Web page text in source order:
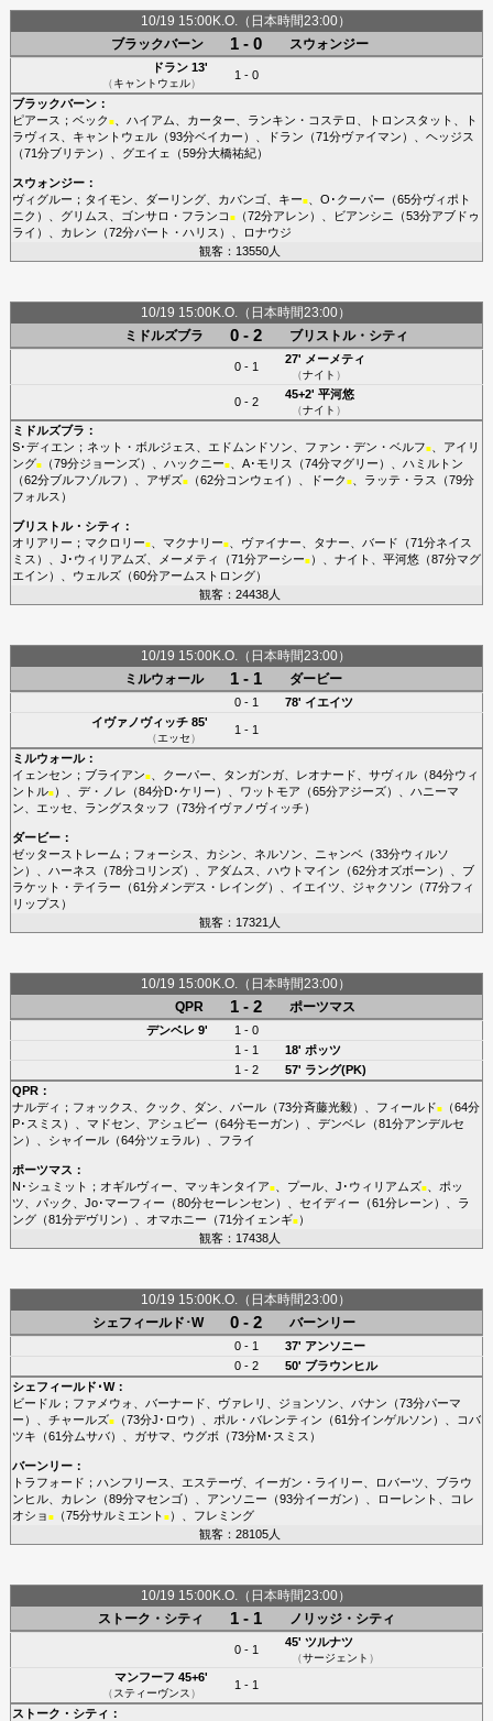
10/19 15:00K.O.（日本時間23:00）
ブラックバーン
1 - 0 スウォンジー
ドラン13'
（キャントウェル）
1 - 0
ブラックバーン：
ピアース ； ベック ■、 ハイアム カーター ランキン・コステロ トロンスタット
ト
ラヴィス
キャントウェル（93分ベイカー ）、 ドラン （71分ヴァイマン ）、 ヘッジス
（71分ブリテン ）、 グエイェ （59分大橋祐紀）
スウォンジー：
ヴィグルー ； タイモン ダーリング、 カバンゴ、 キー■、 O･クーパー （65分ヴィポト
ニク ）、 グリムス ゴンサロ・フランコ ■（72分アレン ）、 ビアンシニ （53分アブドゥ
ライ ）、 カレン （72分パート・ハリス ）、
ロナウジ
観客：13550人
10/19 15:00K.O.（日本時間23:00）
ミドルズブラ
0 - 2 ブリストル・シティ
0 - 1
27' メーメティ
（ナイト ）
0 - 2
45+2' 平河悠
（ナイト ）
ミドルズブラ ：
S･ディエン ； ネット・ボルジェス エドムンドソン ファン・デン・ベルフ■、 アイリ
ング■（79分ジョーンズ）、 ハックニー■、 A･モリス （74分マグリー ）、 ハミルトン
（62分ブルフゾルフ ）、 アザズ■（62分コンウェイ ）、 ドーク ■、 ラッテ・ラス
（79分
フォルス ）
ブリストル・シティ ：
オリアリー ； マクロリー■、 マクナリー■、 ヴァイナー タナー バード （71分ネイス
ミス ）、 J･ウィリアムズ、 メーメティ （71分アーシー■）、 ナイト 平河悠（87分マグ
エイン ）、 ウェルズ（60分アームストロング）
観客：24438人
10/19 15:00K.O.（日本時間23:00）
ミルウォール
1 - 1 ダービー
0 - 1 78' イエイツ
イヴァノヴィッチ85'
（エッセ）
1 - 1
ミルウォール：
イェンセン ； ブライアン■、 クーパー タンガンガ、 レオナード サヴィル（84分ウィ
ントル■）、 デ・ノレ （84分D･ケリー ）、 ワットモア （65分アジーズ）、 ハニーマ
ン
エッセ ラングスタッフ （73分イヴァノヴィッチ ）
ダービー：
ゼッターストレーム ； フォーシス カシン ネルソン ニャンベ（33分ウィルソ
ン ）、 ハーネス （78分コリンズ）、 アダムス ハウトマイン （62分オズボーン ）、 ブ
ラケット・テイラー （61分メンデス・レイング）、 イエイツ ジャクソン （77分フィ
リップス ）
観客：17321人
10/19 15:00K.O.（日本時間23:00）
QPR
1 - 2 ポーツマス
デンベレ 9'
1 - 0
1 - 1
18' ポッツ
1 - 2
57' ラング(PK)
QPR：
ナルディ ； フォックス クック ダン パール（73分斉藤光毅）、 フィールド■（64分
P･スミス ）、 マドセン アシュビー （64分モーガン ）、 デンベレ （81分アンデルセ
ン ）、 シャイール（64分ツェラル）、 フライ
ポーツマス ：
N･シュミット ； オギルヴィー マッキンタイア■、 プール、 J･ウィリアムズ■、 ポッ
ツ
パック Jo･マーフィー （80分セーレンセン ）、 セイディー （61分レーン ）、 ラ
ング（81分デヴリン ）、 オマホニー （71分イェンギ■）
観客：17438人
10/19 15:00K.O.（日本時間23:00）
シェフィールド･W
0 - 2 バーンリー
0 - 1 37' アンソニー
0 - 2
50' ブラウンヒル
シェフィールド･W：
ビードル； ファメウォ バーナード ヴァレリ ジョンソン バナン （73分パーマ
ー ）、 チャールズ■（73分J･ロウ ）、 ポル・バレンティン （61分インゲルソン ）、
コバ
ツキ （61分ムサバ）、 ガサマ ウグボ（73分M･スミス ）
バーンリー：
トラフォード ； ハンフリース エステーヴ、 イーガン・ライリー ロバーツ
ブラウ
ンヒル、 カレン （89分マセンゴ）、 アンソニー （93分イーガン ）、 ローレント
コレ
オショ ■（75分サルミエント ■）、 フレミング
観客：28105人
10/19 15:00K.O.（日本時間23:00）
ストーク・シティ
1 - 1 ノリッジ・シティ
0 - 1
45' ツルナツ
（サージェント ）
マンフーフ 45+6'
（スティーヴンス ）
1 - 1
ストーク・シティ ：